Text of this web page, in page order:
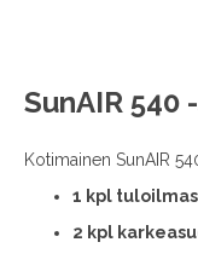
SunAIR
Kotimainen SunAIR
1 kpl
2 kpl
Skip
to
beginning
images